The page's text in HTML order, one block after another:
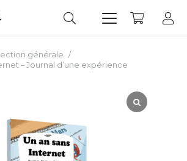
générale /
– Journal d’une expérience